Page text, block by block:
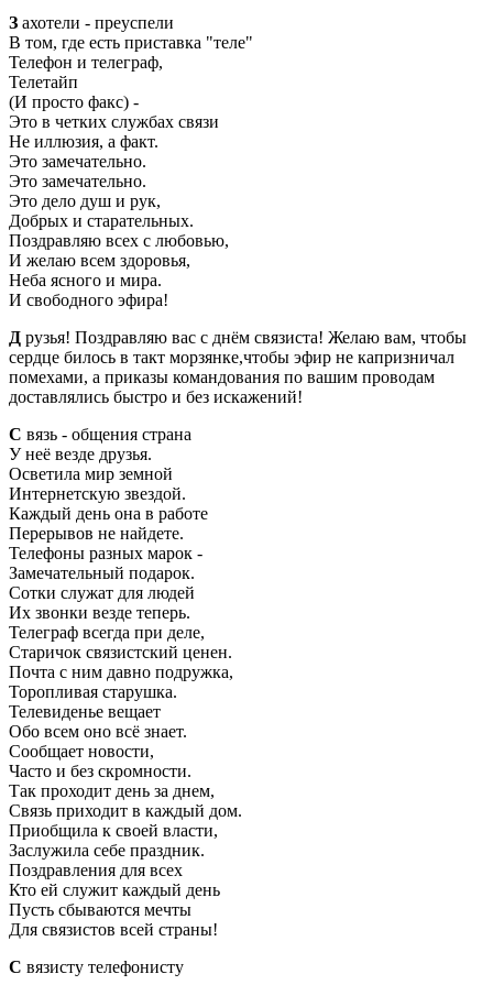
З ахотели - преуспели
В том, где есть приставка "теле"
Телефон и телеграф,
Телетайп
(И просто факс) -
Это в четких службах связи
Не иллюзия, а факт.
Это замечательно.
Это замечательно.
Это дело душ и рук,
Добрых и старательных.
Поздравляю всех с любовью,
И желаю всем здоровья,
Неба ясного и мира.
И свободного эфира!
Д рузья! Поздравляю вас с днём связиста! Желаю вам, чтобы
сердце билось в такт морзянке,чтобы эфир не капризничал
помехами, а приказы командования по вашим проводам
доставлялись быстро и без искажений!
С вязь - общения страна
У неё везде друзья.
Осветила мир земной
Интернетскую звездой.
Каждый день она в работе
Перерывов не найдете.
Телефоны разных марок -
Замечательный подарок.
Сотки служат для людей
Их звонки везде теперь.
Телеграф всегда при деле,
Старичок связистский ценен.
Почта с ним давно подружка,
Торопливая старушка.
Телевиденье вещает
Обо всем оно всё знает.
Сообщает новости,
Часто и без скромности.
Так проходит день за днем,
Связь приходит в каждый дом.
Приобщила к своей власти,
Заслужила себе праздник.
Поздравления для всех
Кто ей служит каждый день
Пусть сбываются мечты
Для связистов всей страны!
С вязисту телефонисту